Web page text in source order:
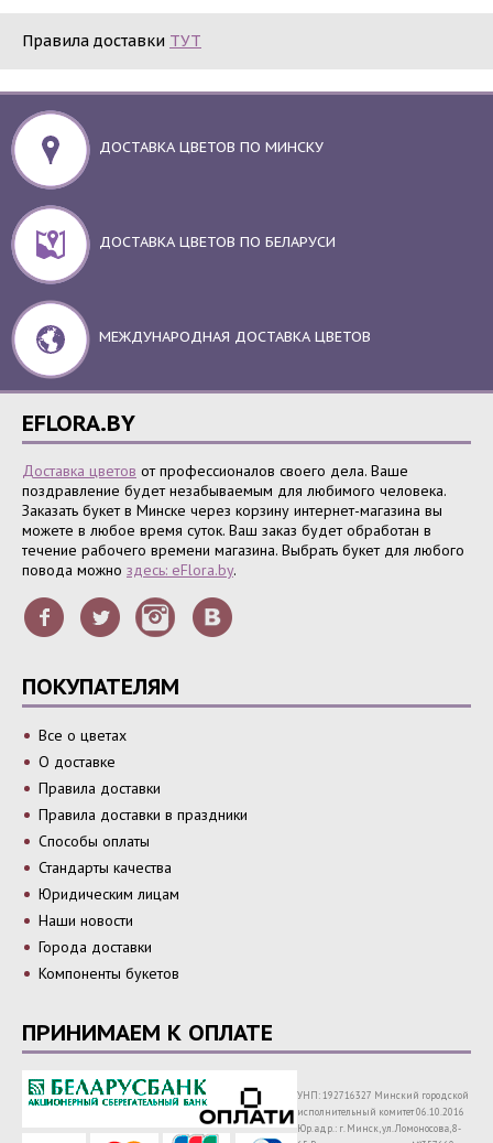
Правила доставки ТУТ
ДОСТАВКА ЦВЕТОВ ПО МИНСКУ
ДОСТАВКА ЦВЕТОВ ПО БЕЛАРУСИ
МЕЖДУНАРОДНАЯ ДОСТАВКА ЦВЕТОВ
EFLORA.BY
Доставка цветов от профессионалов своего дела. Ваше
поздравление будет незабываемым для любимого человека.
Заказать букет в Минске через корзину интернет-магазина вы
можете в любое время суток. Ваш заказ будет обработан в
течение рабочего времени магазина. Выбрать букет для любого
повода можно здесь: eFlora.by.
ПОКУПАТЕЛЯМ
Все о цветах
О доставке
Правила доставки
Правила доставки в праздники
Способы оплаты
Стандарты качества
Юридическим лицам
Наши новости
Города доставки
Компоненты букетов
ПРИНИМАЕМ К ОПЛАТЕ
УНП: 192716327 Минский городской
исполнительный комитет 06.10.2016
Юр.адр.: г. Минск, ул. Ломоносова, 8-